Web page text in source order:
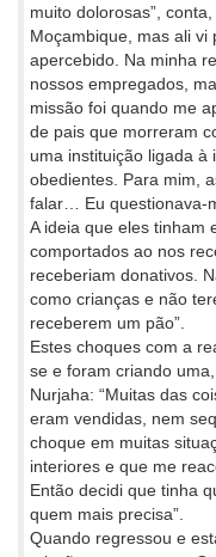
muito dolorosas”,
Moçambique, mas ali vi
apercebido. Na minha
nossos empregados,
missão foi quando me
de pais que morreram
uma instituição ligada
obedientes. Para mim,
falar… Eu questionava-
A ideia que eles tinham
comportados ao nos
receberiam donativos.
como crianças e não
receberem um pão”.
Estes choques com a
se e foram criando
Nurjaha: “Muitas das
eram vendidas, nem
choque em muitas
interiores e que me
Então decidi que tinha
quem mais precisa”.
Quando regressou e